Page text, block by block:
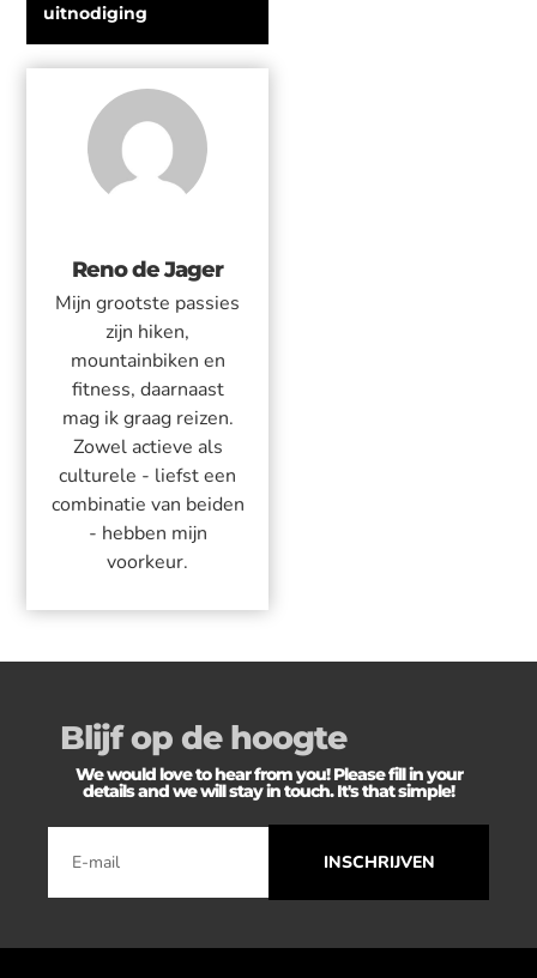
uitnodiging
Reno de Jager
Mijn grootste passies
zijn hiken,
mountainbiken en
fitness, daarnaast
mag ik graag reizen.
Zowel actieve als
culturele - liefst een
combinatie van beiden
- hebben mijn
voorkeur.
Blijf op de hoogte
We would love to hear from you! Please fill in your
details and we will stay in touch. It's that simple!
INSCHRIJVEN